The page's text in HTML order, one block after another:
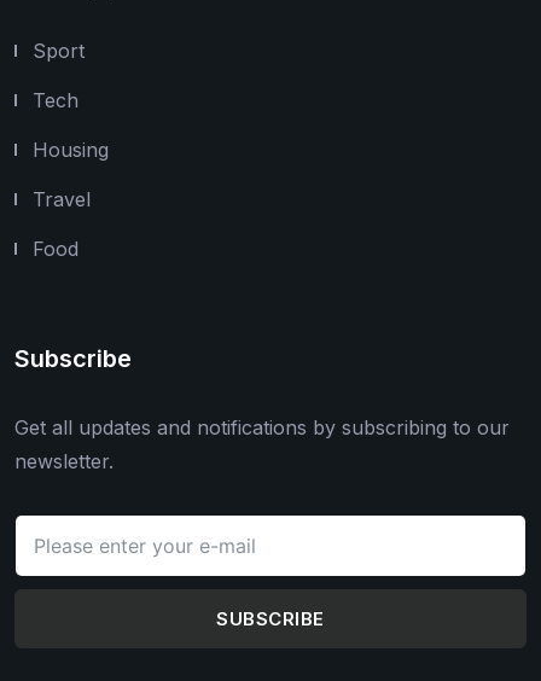
Sport
Tech
Housing
Travel
Food
Subscribe
Get all updates and notifications by subscribing to our
newsletter.
SUBSCRIBE